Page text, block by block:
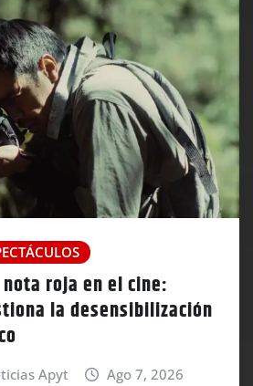
roja en el cine:
la desensibilización
Apyt Ago 7, 2026